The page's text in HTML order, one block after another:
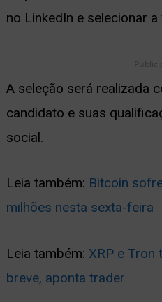
no LinkedIn e selecionar
A seleção será realizada
candidato e suas
social.
Leia também: Bitcoin
milhões nesta sexta-feira
Leia também: XRP e Tron
breve, aponta trader